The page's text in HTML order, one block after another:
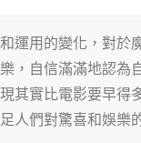
運用的變化，對於
，自信滿滿地認為
其實比電影要早得
人們對驚喜和娛樂